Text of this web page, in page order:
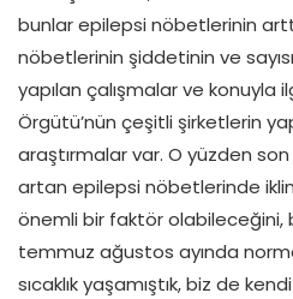
bunlar epilepsi nöbetlerinin
nöbetlerinin şiddetinin ve
yapılan çalışmalar ve konuyla
Örgütü’nün çeşitli şirketlerin
araştırmalar var. O yüzden
artan epilepsi nöbetlerinde
önemli bir faktör olabileceğini,
temmuz ağustos ayında
sıcaklık yaşamıştık, biz de